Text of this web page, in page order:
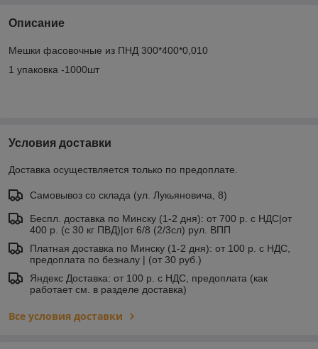
Описание
Мешки фасовочные из ПНД 300*400*0,010
1 упаковка -1000шт
Условия доставки
Доставка осуществляется только по предоплате.
Самовывоз со склада (ул. Лукьяновича, 8)
Беспл. доставка по Минску (1-2 дня): от 700 р. с НДС|от
400 р. (с 30 кг ПВД)|от 6/8 (2/3сл) рул. ВПП
Платная доставка по Минску (1-2 дня): от 100 р. с НДС,
предоплата по безналу | (от 30 руб.)
Яндекс Доставка: от 100 р. с НДС, предоплата (как
работает см. в разделе доставка)
Все условия доставки